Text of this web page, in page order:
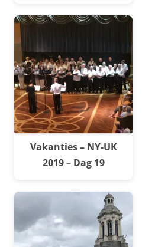
Vakanties – NY-UK
2019 – Dag 19